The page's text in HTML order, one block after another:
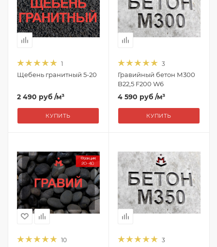
1
Щебень гранитный 5-20
2 490 руб /м³
КУПИТЬ
3
Гравийный бетон М300
B22,5 F200 W6
4 590 руб /м³
КУПИТЬ
10 3